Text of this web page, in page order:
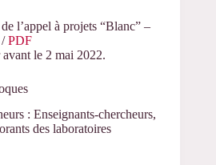
l’appel à projets “Blanc” –
/PDF
le 2 mai 2022.
: Enseignants-chercheurs,
des laboratoires